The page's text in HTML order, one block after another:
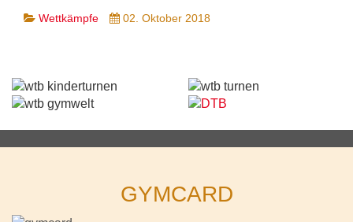
Wettkämpfe 02. Oktober 2018
GYMCARD